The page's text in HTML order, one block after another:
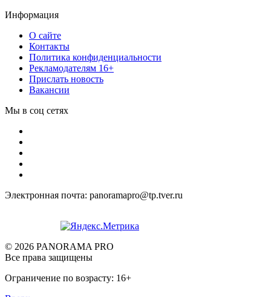
Информация
О сайте
Контакты
Политика конфиденциальности
Рекламодателям 16+
Прислать новость
Вакансии
Мы в соц сетях
Электронная почта: panoramapro@tp.tver.ru
© 2026 PANORAMA PRO
Все права защищены
Ограничение по возрасту: 16+